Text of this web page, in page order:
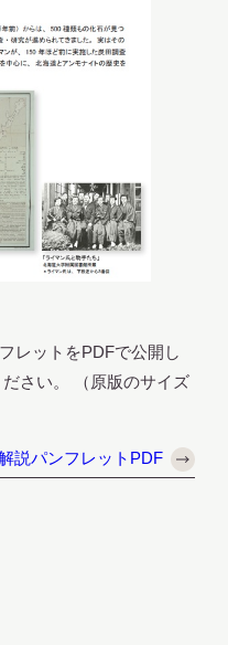
レットをPDFで公開し
さい。 （原版のサイズ
説パンフレットPDF